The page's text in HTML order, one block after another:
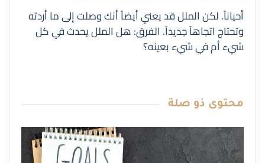
أحياناً. لكن الملل قد يعني أيضاً أنك وصلت إلى ما أردته
وتحتاج اتجاهاً جديداً. الفرق: هل الملل يحدث في كل
شيء أم في شيء بعينه؟
محتوى ذو صلة